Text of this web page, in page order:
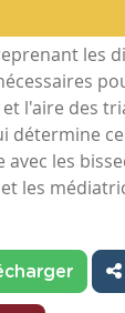
les
l'aire des
détermine
avec les
les